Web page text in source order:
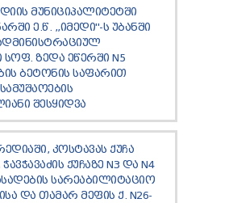
ᲛᲣᲜᲘᲪᲘᲞᲐᲚᲘᲢᲔᲢᲨᲘ
Ე.Წ. ,,ᲘᲛᲔᲓᲘ''-Ს ᲣᲑᲐᲜᲨᲘ
ᲖᲔᲓᲐ ᲔᲬᲔᲠᲨᲘ N5
ᲑᲔᲢᲝᲜᲘᲡ ᲡᲐᲤᲐᲠᲘᲗ
ᲨᲔᲡᲧᲘᲓᲕᲐ
ᲙᲝᲡᲢᲐᲕᲐᲡ ᲥᲣᲩᲐ
ᲭᲐᲕᲭᲐᲕᲐᲫᲘᲡ ᲥᲣᲩᲐᲖᲔ N3 ᲓᲐ N4
ᲡᲐᲠᲔᲐᲑᲘᲚᲘᲢᲐᲪᲘᲝ
ᲓᲐ ᲗᲐᲛᲐᲠ ᲛᲔᲤᲘᲡ Ქ. N26-